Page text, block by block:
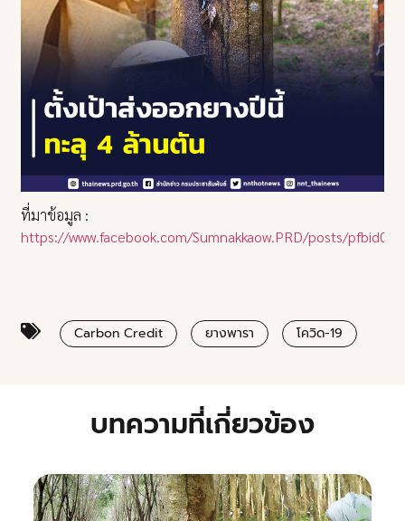
ที่มาข้อมูล :
https://www.facebook.com/Sumnakkaow.PRD/posts/
Carbon Credit ยางพารา โควิด-19
บทความที่เกี่ยวข้อง